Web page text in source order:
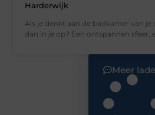
Harderwijk
Als je denkt aan de badkamer van
dan in je op? Een ontspannen sfeer,
Meer